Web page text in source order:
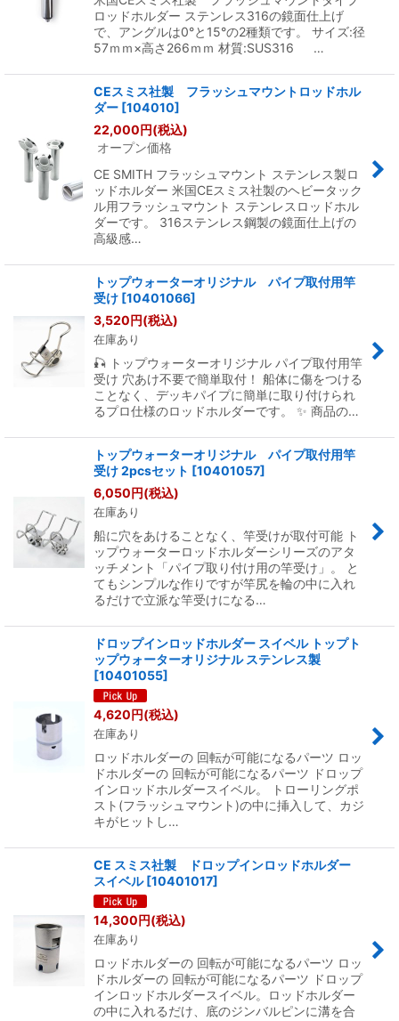
ロッドホルダー ステンレス316の鏡面仕上げ
で、アングルは0°と15°の2種類です。 サイズ:径
57ｍｍ×高さ266ｍｍ 材質:SUS316 …
CEスミス社製 フラッシュマウントロッドホル
ダー [104010]
22,000 円(税込)
オープン価格
CE SMITH フラッシュマウント ステンレス製ロ
ッドホルダー 米国CEスミス社製のヘビータック
ル用フラッシュマウント ステンレスロッドホル
ダーです。 316ステンレス鋼製の鏡面仕上げの
高級感…
トップウォーターオリジナル パイプ取付用竿
受け [10401066]
3,520 円(税込)
在庫あり
🎣 トップウォーターオリジナル パイプ取付用竿
受け 穴あけ不要で簡単取付！ 船体に傷をつける
ことなく、デッキパイプに簡単に取り付けられ
るプロ仕様のロッドホルダーです。 ✨ 商品の…
トップウォーターオリジナル パイプ取付用竿
受け 2pcsセット [10401057]
6,050 円(税込)
在庫あり
船に穴をあけることなく、竿受けが取付可能 ト
ップウォーターロッドホルダーシリーズのアタ
ッチメント「パイプ取り付け用の竿受け」。 と
てもシンプルな作りですが竿尻を輪の中に入れ
るだけで立派な竿受けになる…
ドロップインロッドホルダー スイベル トップト
ップウォーターオリジナル ステンレス製
[10401055]
4,620円(税込)
在庫あり
ロッドホルダーの 回転が可能になるパーツ ロッ
ドホルダーの 回転が可能になるパーツ ドロップ
インロッドホルダースイベル。 トローリングポ
スト(フラッシュマウント)の中に挿入して、カジ
キがヒットし…
CE スミス社製 ドロップインロッドホルダー
スイベル [10401017]
14,300円(税込)
在庫あり
ロッドホルダーの 回転が可能になるパーツ ロッ
ドホルダーの 回転が可能になるパーツ ドロップ
インロッドホルダースイベル。ロッドホルダー
の中に入れるだけ、底のジンバルピンに溝を合